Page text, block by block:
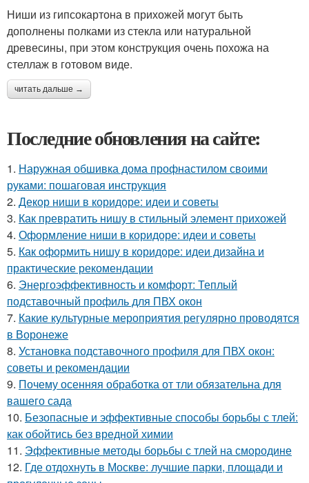
Ниши из гипсокартона в прихожей могут быть
дополнены полками из стекла или натуральной
древесины, при этом конструкция очень похожа на
стеллаж в готовом виде.
читать дальше →
Последние обновления на сайте:
1. Наружная обшивка дома профнастилом своими
руками: пошаговая инструкция
2. Декор ниши в коридоре: идеи и советы
3. Как превратить нишу в стильный элемент прихожей
4. Оформление ниши в коридоре: идеи и советы
5. Как оформить нишу в коридоре: идеи дизайна и
практические рекомендации
6. Энергоэффективность и комфорт: Теплый
подставочный профиль для ПВХ окон
7. Какие культурные мероприятия регулярно проводятся
в Воронеже
8. Установка подставочного профиля для ПВХ окон:
советы и рекомендации
9. Почему осенняя обработка от тли обязательна для
вашего сада
10. Безопасные и эффективные способы борьбы с тлей:
как обойтись без вредной химии
11. Эффективные методы борьбы с тлей на смородине
12. Где отдохнуть в Москве: лучшие парки, площади и